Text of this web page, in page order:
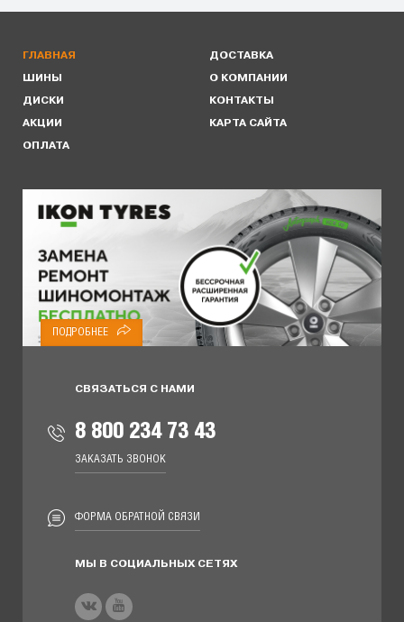
ГЛАВНАЯ
ШИНЫ
ДИСКИ
АКЦИИ
ОПЛАТА
ДОСТАВКА
О КОМПАНИИ
КОНТАКТЫ
КАРТА САЙТА
ПОДРОБНЕЕ
СВЯЗАТЬСЯ С НАМИ
8 800 234 73 43
ЗАКАЗАТЬ ЗВОНОК
ФОРМА ОБРАТНОЙ СВЯЗИ
МЫ В СОЦИАЛЬНЫХ СЕТЯХ